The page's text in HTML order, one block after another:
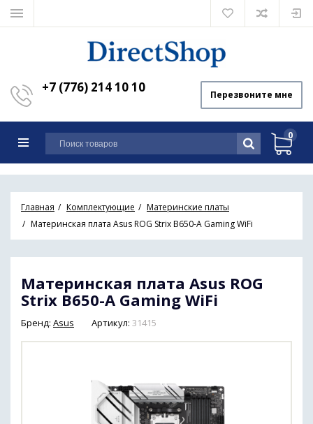
+7 (776) 214 10 10 Перезвоните мне
0
Главная Комплектующие
Материнские платы
Материнская плата Asus ROG Strix B650-A Gaming WiFi
Материнская плата Asus ROG
Strix B650-A Gaming WiFi
Бренд: Asus Артикул: 31415